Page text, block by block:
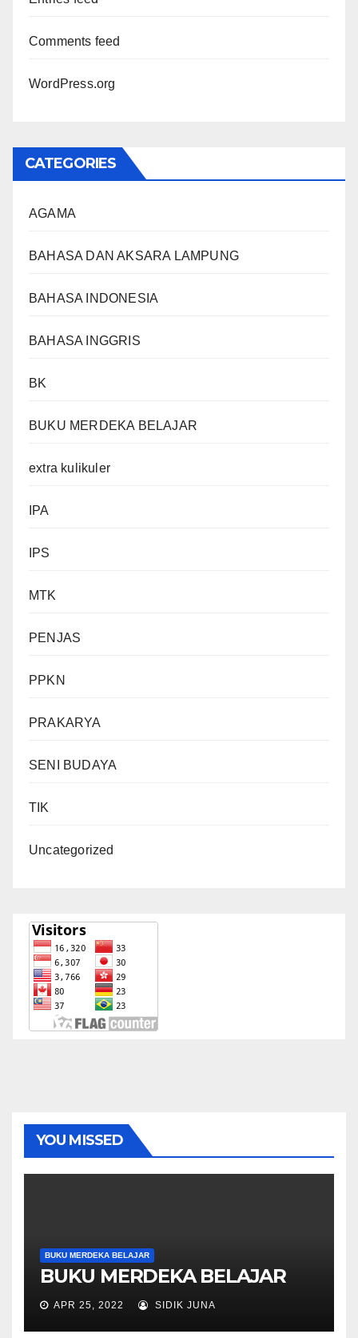
Comments feed
WordPress.org
CATEGORIES
AGAMA
BAHASA DAN AKSARA LAMPUNG
BAHASA INDONESIA
BAHASA INGGRIS
BK
BUKU MERDEKA BELAJAR
extra kulikuler
IPA
IPS
MTK
PENJAS
PPKN
PRAKARYA
SENI BUDAYA
TIK
Uncategorized
YOU MISSED
BUKU MERDEKA BELAJAR
BUKU MERDEKA BELAJAR
APR 25, 2022 SIDIK JUNA